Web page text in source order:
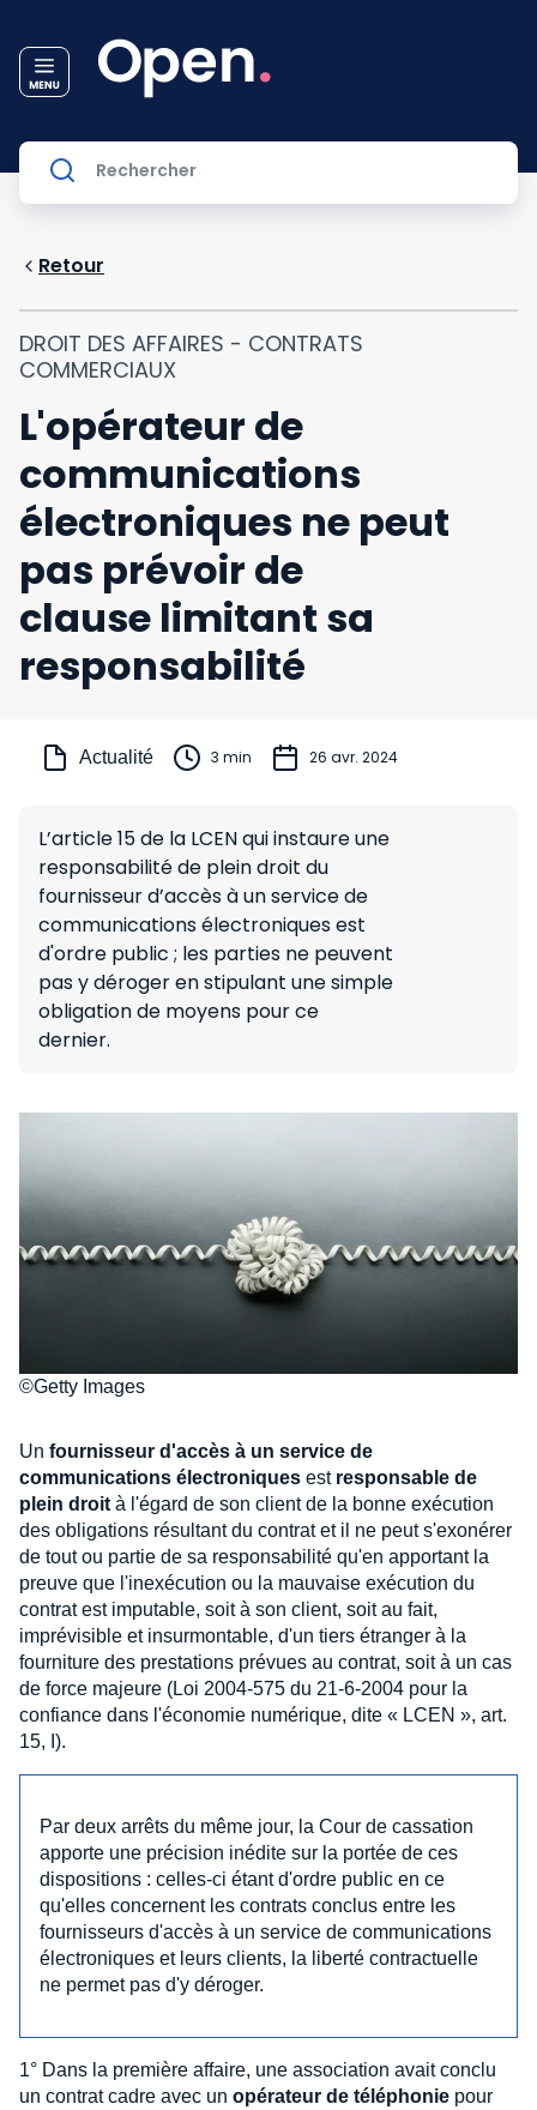
Retour
DROIT DES AFFAIRES - CONTRATS
COMMERCIAUX
L'opérateur de
communications
électroniques ne peut
pas prévoir de
clause limitant sa
responsabilité
Actualité 3 min 26 avr. 2024
L’article 15 de la LCEN qui instaure une
responsabilité de plein droit du
fournisseur d’accès à un service de
communications électroniques est
d'ordre public ; les parties ne peuvent
pas y déroger en stipulant une simple
obligation de moyens pour ce
dernier.
©Getty Images
Un fournisseur d'accès à un service de
communications électroniques est responsable de
plein droit à l'égard de son client de la bonne exécution
des obligations résultant du contrat et il ne peut s'exonérer
de tout ou partie de sa responsabilité qu'en apportant la
preuve que l'inexécution ou la mauvaise exécution du
contrat est imputable, soit à son client, soit au fait,
imprévisible et insurmontable, d'un tiers étranger à la
fourniture des prestations prévues au contrat, soit à un cas
de force majeure (Loi 2004-575 du 21-6-2004 pour la
confiance dans l'économie numérique, dite « LCEN », art.
15, I).
Par deux arrêts du même jour, la Cour de cassation
apporte une précision inédite sur la portée de ces
dispositions : celles-ci étant d'ordre public en ce
qu'elles concernent les contrats conclus entre les
fournisseurs d'accès à un service de communications
électroniques et leurs clients, la liberté contractuelle
ne permet pas d'y déroger.
1° Dans la première affaire, une association avait conclu
un contrat cadre avec un opérateur de téléphonie pour